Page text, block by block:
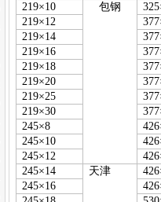
219×10
包钢
219×12
219×14
219×16
219×18
219×20
219×25
219×30
245×8
245×10
245×12
245×14
天津
245×16